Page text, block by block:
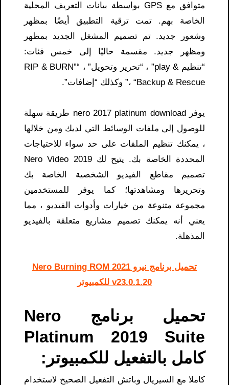
متوافق مع GPS بواسطة بيانات التعريف المحلية
الخاصة بهم. تمت ترقية التطبيق أيضًا بمظهر
وشعور جديد. تم تصميم المشغل الجديد بمظهر
ومظهر جديد. مقسمة حاليًا إلى خمس فئات:
“تنظيم & play” ، “تحرير وتحويل” ، “RIP & BURN”
، “Backup & Rescue” وكذلك “إضافات”.
يوفر nero 2017 platinum download​ طريقة سهلة
للوصول إلى ملفات الوسائط التي لديك ومن خلالها
، يمكنك تنظيم الملفات على حد سواء للاحتياجات
المحددة الخاصة بك. يتيح لك Nero Video 2019
تصميم مقاطع الفيديو الشخصية الخاصة بك
وتحريرها ومشاهدتها؛ كما يوفر للمستخدمين
مجموعة متنوعة من خيارات وأدوات الفيديو ، مما
يعني أنه يمكنك تصميم مشاريع متعلقة بالفيديو
المذهلة.
تحميل برنامج نيرو Nero Burning ROM 2021
v23.0.1.20 للكمبيوتر
تحميل برنامج Nero
Platinum 2019 Suite
كامل بالتفعيل للكمبيوتر:
كاملا مع السيريال وباتش التفعيل الصحيح لاستخدام